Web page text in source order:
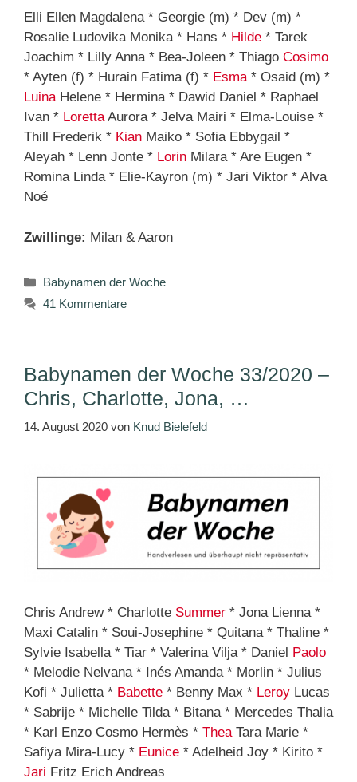
Elli Ellen Magdalena * Georgie (m) * Dev (m) *
Rosalie Ludovika Monika * Hans * Hilde * Tarek
Joachim * Lilly Anna * Bea-Joleen * Thiago Cosimo
* Ayten (f) * Hurain Fatima (f) * Esma* Osaid (m) *
LuinaHelene * Hermina * Dawid Daniel * Raphael
Ivan * LorettaAurora * Jelva Mairi * Elma-Louise *
Thill Frederik * Kian Maiko * Sofia Ebbygail *
Aleyah * Lenn Jonte * Lorin Milara * Are Eugen *
Romina Linda * Elie-Kayron (m) * Jari Viktor * Alva
Noé
Zwillinge: Milan & Aaron
Kategorien
Babynamen der Woche
41 Kommentare
Babynamen der Woche 33/2020 –
Chris, Charlotte, Jona, …
14. August 2020 von Knud Bielefeld
Chris Andrew * Charlotte Summer * Jona Lienna *
Maxi Catalin * Soui-Josephine * Quitana * Thaline *
Sylvie Isabella * Tiar * Valerina Vilja * Daniel Paolo
* Melodie Nelvana * Inés Amanda * Morlin * Julius
Kofi * Julietta * Babette * Benny Max * Leroy Lucas
* Sabrije * Michelle Tilda * Bitana * Mercedes Thalia
* Karl Enzo Cosmo Hermès * TheaTara Marie *
Safiya Mira-Lucy * Eunice * Adelheid Joy * Kirito *
Jari Fritz Erich Andreas